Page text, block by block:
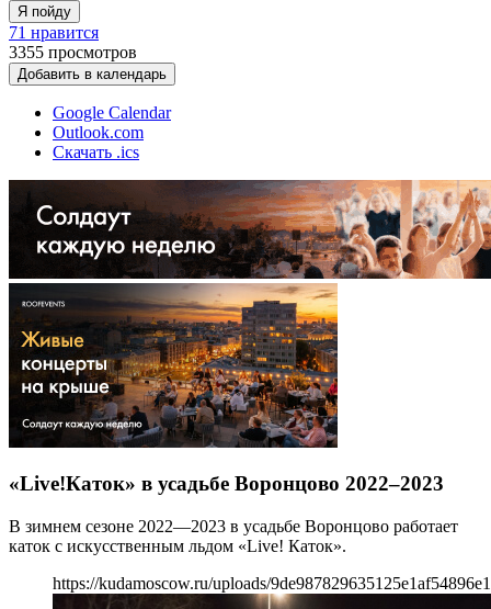
Я пойду
71 нравится
3355 просмотров
Добавить в календарь
Google Calendar
Outlook.com
Скачать .ics
«Live!Каток» в усадьбе Воронцово 2022–2023
В зимнем сезоне 2022—2023 в усадьбе Воронцово работает
каток с искусственным льдом «Live! Каток».
https://kudamoscow.ru/uploads/